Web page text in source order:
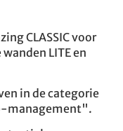
CLASSIC voor
LITE en
in de categorie
management".